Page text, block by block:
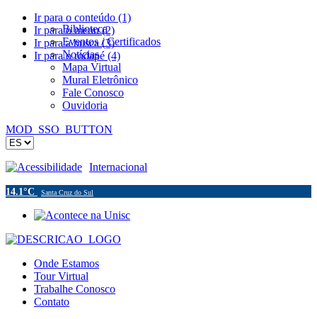
Ir para o conteúdo (1)
Ir para o menu (2)
Ir para a busca (3)
Ir para o rodapé (4)
Biblioteca
Eventos / Certificados
Notícias
Mapa Virtual
Mural Eletrônico
Fale Conosco
Ouvidoria
MOD_SSO_BUTTON
Acessibilidade Internacional
14.1°C Santa Cruz do Sul
Onde Estamos
Tour Virtual
Trabalhe Conosco
Contato